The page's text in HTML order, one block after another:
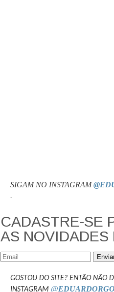
SIGAM NO INSTAGRAM
.
CADASTRE-SE
AS NOVIDADES
GOSTOU DO SITE? ENTÃO NÃO
INSTAGRAM @EDUARDOR